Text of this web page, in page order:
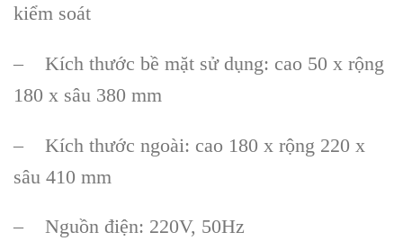
kiểm soát
– Kích thước bề mặt sử dụng: cao 50 x rộng
180 x sâu 380 mm
– Kích thước ngoài: cao 180 x rộng 220 x
sâu 410 mm
– Nguồn điện: 220V, 50Hz